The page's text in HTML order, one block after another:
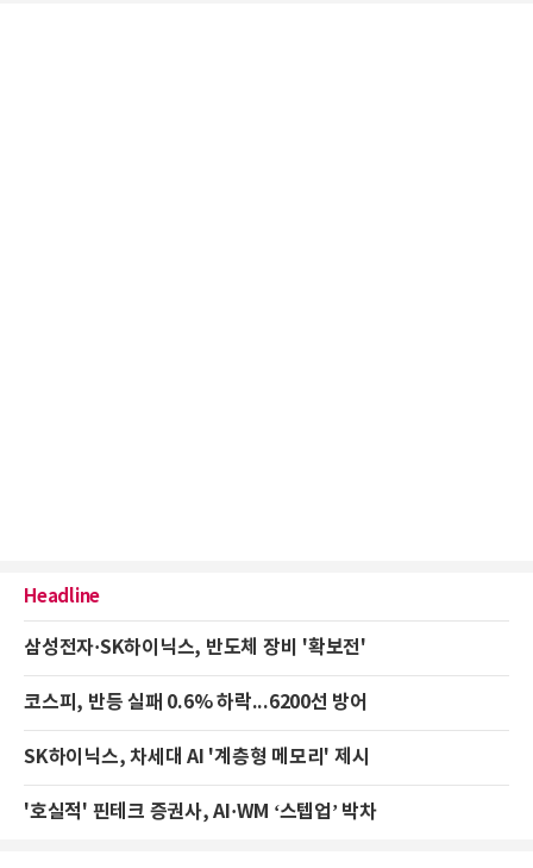
Headline
삼성전자·SK하이닉스, 반도체 장비 '확보전'
코스피, 반등 실패 0.6% 하락...6200선 방어
SK하이닉스, 차세대 AI '계층형 메모리' 제시
'호실적' 핀테크 증권사, AI·WM ‘스텝업’ 박차